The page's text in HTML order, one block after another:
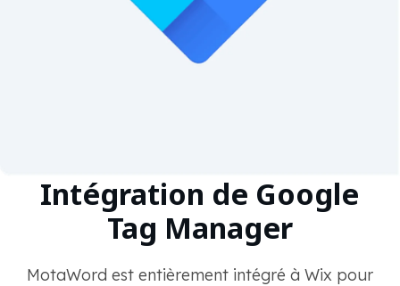
Intégration de Google
Tag Manager
MotaWord est entièrement intégré à Wix pour